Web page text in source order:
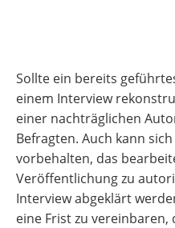
Sollte ein bereits
einem Interview
einer nachträglichen
Befragten. Auch kann
vorbehalten, das
Veröffentlichung zu
Interview abgeklärt
eine Frist zu